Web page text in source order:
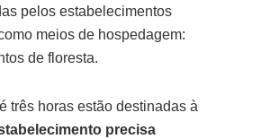
pelos estabelecimentos
meios de hospedagem:
de floresta.
três horas estão destinadas à
precisa